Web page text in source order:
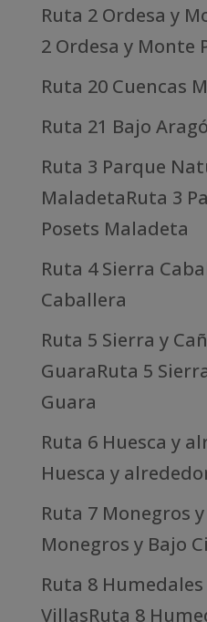
Ruta 2 Ordesa y
2 Ordesa y Monte
Ruta 20 Cuencas
Ruta 21 Bajo
Ruta 3 Parque
MaladetaRuta 3
Posets Maladeta
Ruta 4 Sierra
Caballera
Ruta 5 Sierra y
GuaraRuta 5
Guara
Ruta 6 Huesca y
Huesca y
Ruta 7 Monegros
Monegros y Bajo
Ruta 8
VillasRuta 8